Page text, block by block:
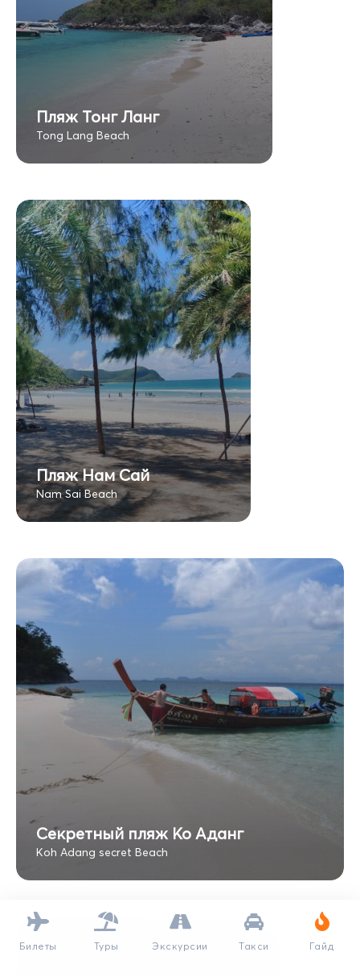
Пляж Тонг Ланг
Tong Lang Beach
Пляж Нам Сай
Nam Sai Beach
Секретный пляж Ко Аданг
Koh Adang secret Beach
Билеты Туры Экскурсии Такси Гайд